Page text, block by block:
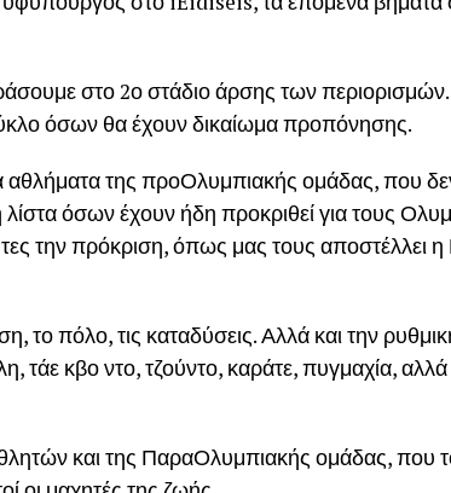
στο 2ο στάδιο άρσης των περιορισμών.
όσων θα έχουν δικαίωμα προπόνησης.
αθλήματα της προΟλυμπιακής ομάδας, που
όσων έχουν ήδη προκριθεί για τους
την πρόκριση, όπως μας τους αποστέλλει
το πόλο, τις καταδύσεις. Αλλά και την
τάε κβο ντο, τζούντο, καράτε, πυγμαχία, αλλά
και της ΠαραΟλυμπιακής ομάδας, που